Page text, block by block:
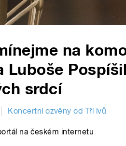
na
Luboše
srdcí
Koncertní ozvěny od Tří lvů
na českém internetu